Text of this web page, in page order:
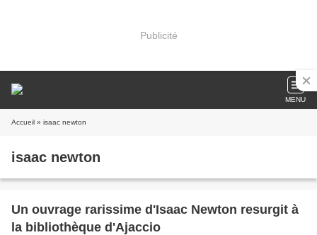
Publicité
MENU
Accueil » isaac newton
isaac newton
Un ouvrage rarissime d'Isaac Newton resurgit à
la bibliothèque d'Ajaccio